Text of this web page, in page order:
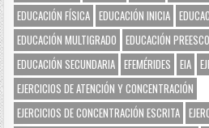
EDUCACIÓN FÍSICA EDUCACIÓN INICIA
EDUCACIÓN MULTIGRADO
EDUCACIÓN
EDUCACIÓN SECUNDARIA EFEMÉRIDES EIA
EJERCICIOS DE ATENCIÓN Y CONCENTRACIÓN
EJERCICIOS DE CONCENTRACIÓN ESCRITA